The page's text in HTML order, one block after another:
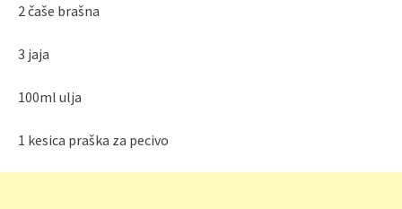
2 čaše brašna
3 jaja
100ml ulja
1 kesica praška za pecivo